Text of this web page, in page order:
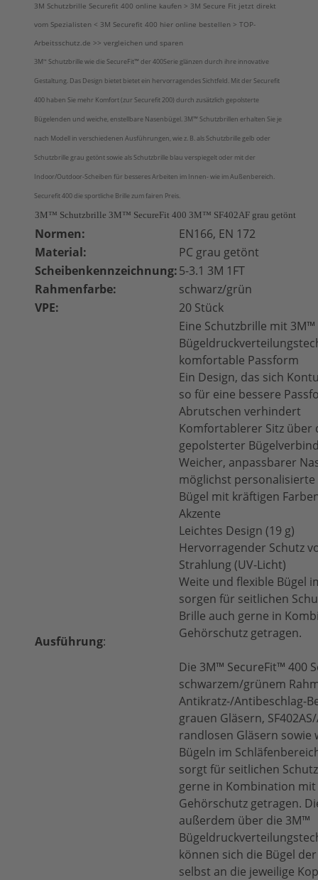
3M Schutzbrille Securefit 400 online kaufen > 3M Secure Fit jetzt direkt
vom Spezialisten < 3M Securefit 400 hier online bestellen > TOP-
Arbeitsschutz.de >> vergleichen und sparen
3M ™ Schutzbrille wie die SecureFit™ der 400Serie glänzen durch ihre innovative
Gestaltung. Das Design bietet bietet ein hervorragendes Sichtfeld. Mit der Securefit
400 haben Sie mehr Komfort (zur Securefit 200) durch zusätzlich gepolsterte
Bügelenden und weiche, enstellbare Nasenbügel. 3M™ Schutzbrillen erhalten Sie je
nach Modell in verschiedenen Ausführungen, wie z. B. als Schutzbrille gelb oder
Schutzbrille grau getönt sowie als Schutzbrille blau verspiegelt oder mit der
Indoor/Outdoor-Scheiben für besseres Arbeiten im Innen- wie im Außenbereich.
Securefit 400 die sportliche Brille zum fairen Preis.
3M™ Schutzbrille 3M™ SecureFit 400 3M™ SF402AF grau getönt
Normen:
EN166, EN 172
Material:
PC grau getönt
Scheibenkennzeichnung:5-3.1 3M 1FT
Rahmenfarbe:
schwarz/grün
VPE:
20 Stück
Ausführung:
Eine Schutzbrille mit 3M™
komfortable Passform
Ein Design, das sich
so für eine bessere
Abrutschen verhindert
Komfortablerer Sitz über
gepolsterter
Weicher, anpassbarer
möglichst personalisierte
Bügel mit kräftigen
Akzente
Leichtes Design (19 g)
Hervorragender Schutz
Strahlung (UV-Licht)
Weite und flexible Bügel
sorgen für seitlichen
Brille auch gerne in
Gehörschutz getragen.
Die 3M™ SecureFit™ 400
schwarzem/grünem
Antikratz-/Antibeschlag-
grauen Gläsern,
randlosen Gläsern sowie
Bügeln im
sorgt für seitlichen
gerne in Kombination
Gehörschutz getragen.
außerdem über die 3M™
können sich die Bügel
selbst an die jeweilige